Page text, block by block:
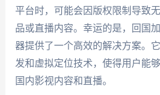
平台时，可能会因版权限制导致
品或直播内容。幸运的是，回国
器提供了一个高效的解决方案。
发和虚拟定位技术，使得用户能
国内影视内容和直播。